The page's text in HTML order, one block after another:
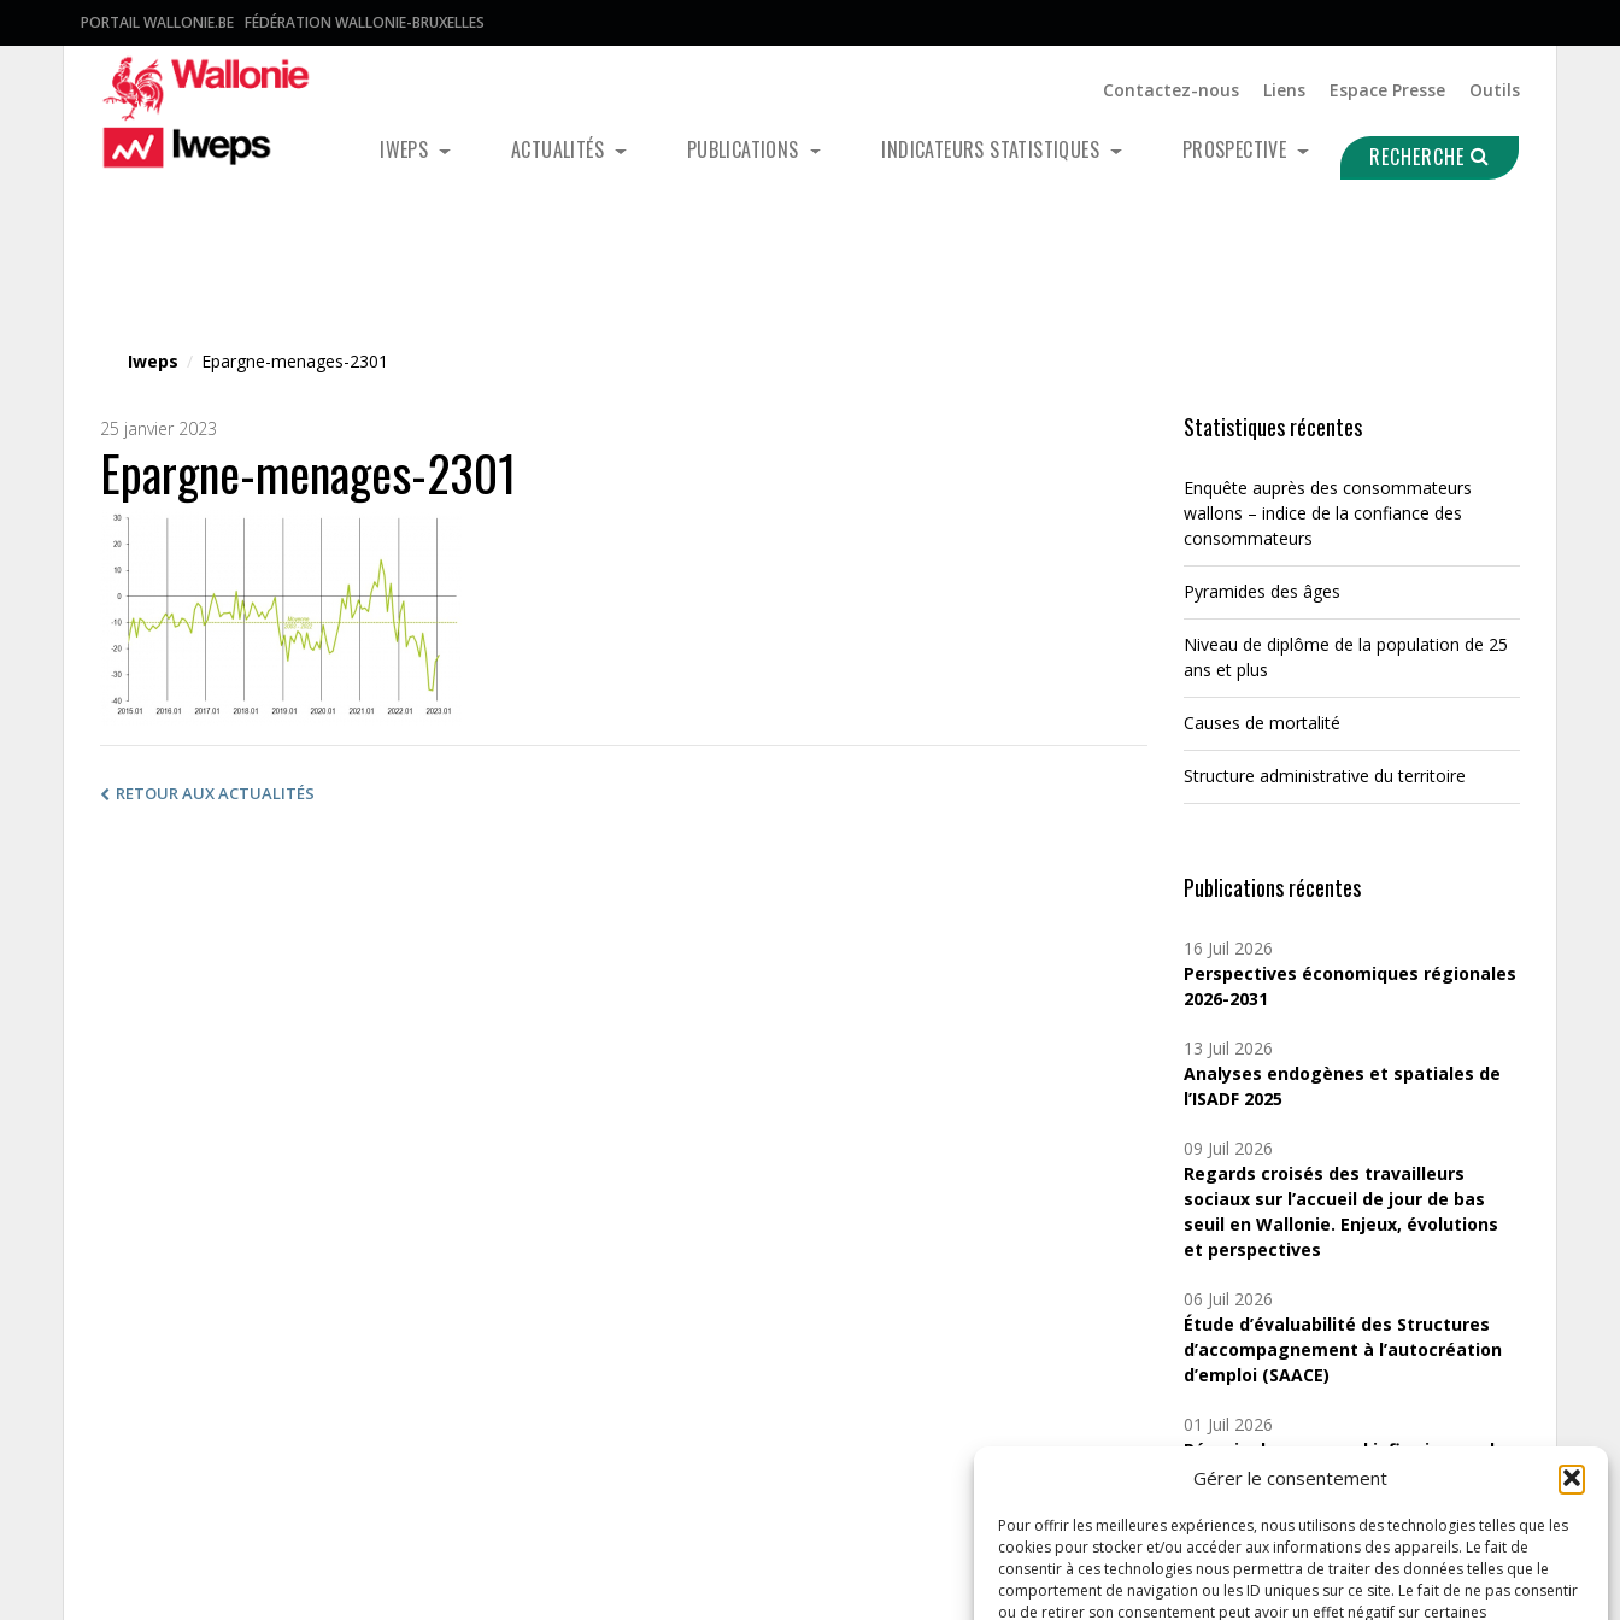
Gérer le consentement
Pour offrir les meilleures expériences, nous utilisons des technologies telles que les
cookies pour stocker et/ou accéder aux informations des appareils. Le fait de
consentir à ces technologies nous permettra de traiter des données telles que le
comportement de navigation ou les ID uniques sur ce site. Le fait de ne pas consentir
ou de retirer son consentement peut avoir un effet négatif sur certaines
PORTAIL WALLONIE.BE FÉDÉRATION WALLONIE-BRUXELLES
Contactez-nous Liens Espace Presse Outils
IWEPS ACTUALITÉS PUBLICATIONS INDICATEURS STATISTIQUES PROSPECTIVE RECHERCHE
Iweps / Epargne-menages-2301
25 janvier 2023
Epargne-menages-2301
RETOUR AUX ACTUALITÉS
Statistiques récentes
Enquête auprès des consommateurs
wallons – indice de la confiance des
consommateurs
Pyramides des âges
Niveau de diplôme de la population de 25
ans et plus
Causes de mortalité
Structure administrative du territoire
Publications récentes
16 Juil 2026
Perspectives économiques régionales
2026-2031
13 Juil 2026
Analyses endogènes et spatiales de
l’ISADF 2025
09 Juil 2026
Regards croisés des travailleurs
sociaux sur l’accueil de jour de bas
seuil en Wallonie. Enjeux, évolutions
et perspectives
06 Juil 2026
Étude d’évaluabilité des Structures
d’accompagnement à l’autocréation
d’emploi (SAACE)
01 Juil 2026
Pénurie du personnel infirmier :quels
indicateurs d’offre de soins pour
Inscrivez-vous à notre newsletter